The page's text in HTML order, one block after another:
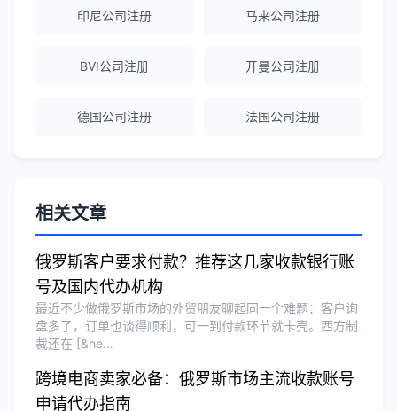
越南公司注册全程指导，文件准备非常专
泰国公司注册和银行开户服务高效，推
刘总
泰国BOI申请+建厂规划一站式服务，完
美！
Olivia Wang ★★★★★
香港公司注册和审计服务专业高效，非常
印尼公司注册 马来公司注册
BVI公司注册 开曼公司注册
德国公司注册 法国公司注册
相关文章
俄罗斯客户要求付款？推荐这几家收款银行账
号及国内代办机构
最近不少做俄罗斯市场的外贸朋友聊起同一个难题：客户询
盘多了，订单也谈得顺利，可一到付款环节就卡壳。西方制
裁还在 [&he…
跨境电商卖家必备：俄罗斯市场主流收款账号
申请代办指南